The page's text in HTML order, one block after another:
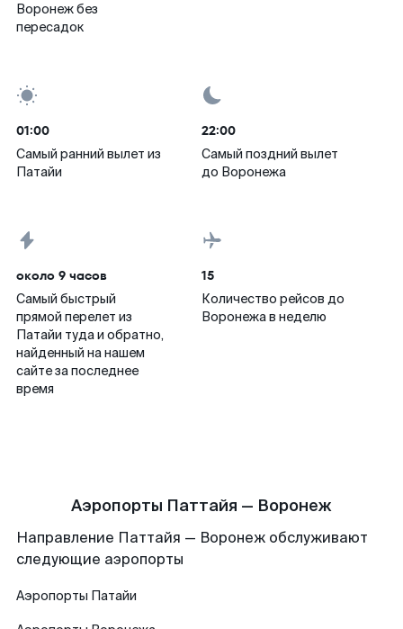
Воронеж без
пересадок
01:00
Самый ранний вылет из
Патайи
22:00
Самый поздний вылет
до Воронежа
около 9 часов
Самый быстрый
прямой перелет из
Патайи туда и обратно,
найденный на нашем
сайте за последнее
время
15
Количество рейсов до
Воронежа в неделю
Аэропорты Паттайя — Воронеж
Направление Паттайя — Воронеж обслуживают
следующие аэропорты
Аэропорты Патайи